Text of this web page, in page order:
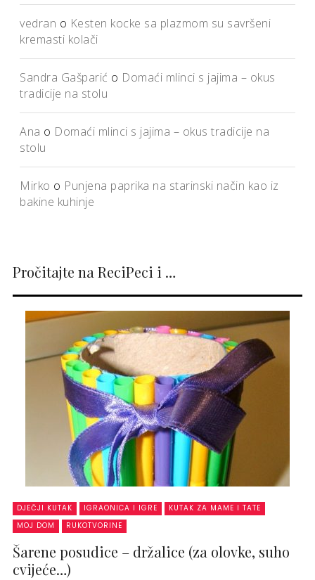
vedran o Kesten kocke sa plazmom su savršeni
kremasti kolači
Sandra Gašparić o Domaći mlinci s jajima – okus
tradicije na stolu
Ana o Domaći mlinci s jajima – okus tradicije na
stolu
Mirko o Punjena paprika na starinski način kao iz
bakine kuhinje
Pročitajte na ReciPeci i …
DJEČJI KUTAK IGRAONICA I IGRE
KUTAK ZA MAME I TATE
MOJ DOM
RUKOTVORINE
Šarene posudice – držalice (za olovke, suho
cvijeće…)